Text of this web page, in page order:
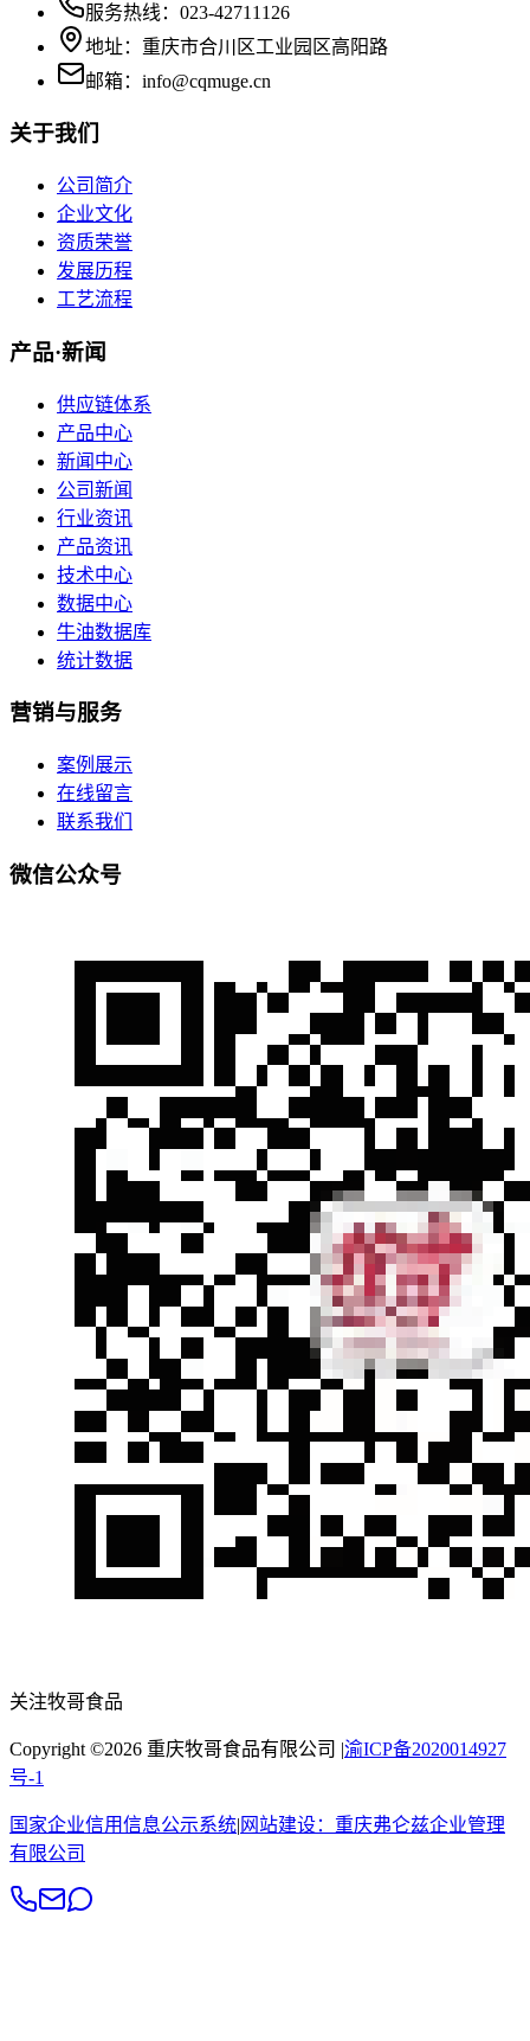
服务热线：023-42711126
地址：重庆市合川区工业园区高阳路
邮箱：info@cqmuge.cn
关于我们
公司简介
企业文化
资质荣誉
发展历程
工艺流程
产品·新闻
供应链体系
产品中心
新闻中心
公司新闻
行业资讯
产品资讯
技术中心
数据中心
牛油数据库
统计数据
营销与服务
案例展示
在线留言
联系我们
微信公众号
关注牧哥食品
Copyright ©2026 重庆牧哥食品有限公司 |渝ICP备2020014927
号-1
国家企业信用信息公示系统| 网站建设： 重庆弗仑兹企业管理
有限公司